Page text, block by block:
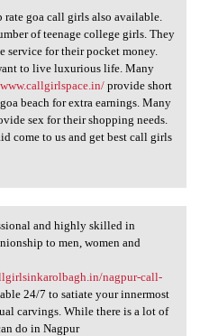
rate goa call
rate goa call girls also available.
of teenage college girls. They
service for their pocket money.
to live luxurious life. Many
provide short
beach for extra earnings. Many
sex for their shopping needs.
come to us and get best call girls
and
and highly skilled in
to men, women and
nagpur-call-
24/7 to satiate your innermost
carvings. While there is a lot of
do in Nagpur